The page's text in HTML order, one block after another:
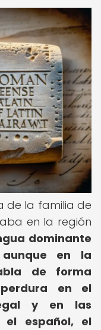
de la familia de
en la región
dominante
en la
de forma
en el
y en las
el español, el